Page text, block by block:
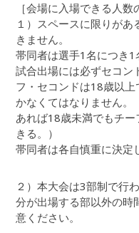
［会場に入場できる人数
１）スペースに限りが
きません。
帯同者は選手1名につき1
試合出場には必ずセコン
フ・セコンドは18歳以
かなくてはなりません。
あれば18歳未満でもチ
きる。）
帯同者は各自慎重に決定
２）本大会は3部制で行
分が出場する部以外の時
意ください。